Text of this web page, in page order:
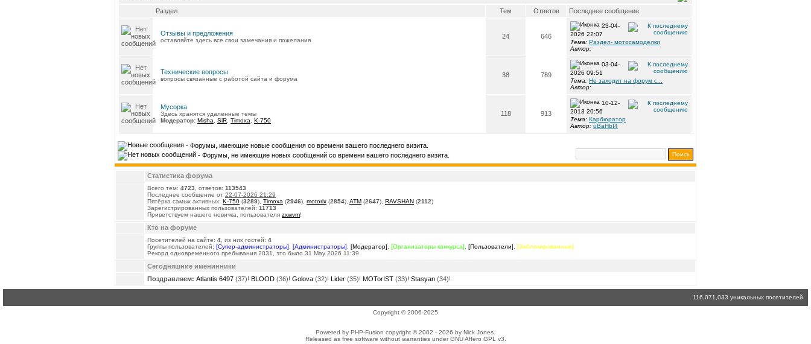
Раздел Тем Ответов Последнее сообщение
Отзывы и предложения
оставляйте здесь все свои замечания и пожелания
24 646
23-04-
2026 22:07
Тема: Раздел- мотосамоделки
Автор:
Технические вопросы
вопросы связанные с работой сайта и форума
38 789
03-04-
2026 09:51
Тема: Не заходит на форум с...
Автор:
Мусорка
Здесь хранятся удаленные темы
Модератор: Misha SiR Timoxa K-750
118 913
10-12-
2013 20:56
Тема: Карбюратор
Автор: uBaHbI4
- Форумы, имеющие новые сообщения со времени вашего последнего визита.
- Форумы, не имеющие новых сообщений со времени вашего последнего визита.
Статистика форума
Всего тем: 4723 , ответов: 113543
Последнее сообщение от 22-07-2026 21:29
Пятёрка самых активных: K-750 (3289), Timoxa (2946), motorix (2854), ATM (2647), RAVSHAN (2112)
Зарегистрированных пользователей: 11713
Приветствуем нашего новичка, пользователя zxwvm!
Кто на форуме
Посетителей на сайте: 4 , из них гостей: 4
Группы пользователей: [Супер-администраторы] [Администраторы] [Модератор] [Организаторы конкурса] [Пользователи]
[Заблокированные]
Рекорд одновременного пребывания 2031, это было 31 May 2026 11:39
Сегодняшние именинники
Поздравляем: Atlantis 6497 (37)! BLOOD (36)! Golova (32)! Lider (35)! MOTorIST (33)! Stasyan (34)!
116,071,033 уникальных посетителей
Copyright © 2006-2025
Powered by PHP-Fusion copyright © 2002 - 2026 by Nick Jones.
Released as free software without warranties under GNU Affero GPL v3.